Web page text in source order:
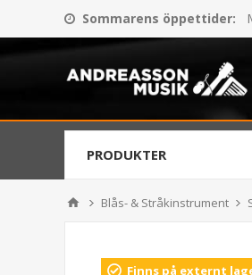
Sommarens öppettider:
PRODUKTER
Blås- & Stråkinstrument
Finns på externt